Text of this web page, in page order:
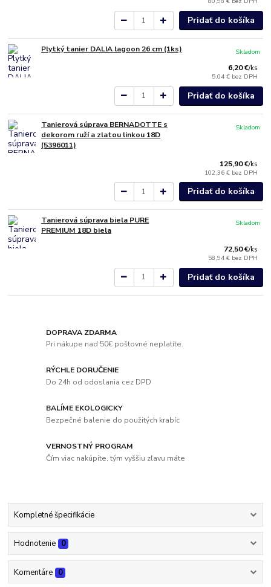
Pridať do košíka
Plytký tanier DALIA lagoon 26 cm (1ks)
6,20 €/ks
5,04 € bez DPH
Skladom
Pridať do košíka
Tanierová súprava BERNADOTTE s
dekorom ruží a zlatou linkou 18D
(5396011)
125,90 €/ks
102,36 € bez DPH
Skladom
Pridať do košíka
Tanierová súprava biela PURE
PREMIUM 18D biela
72,50 €/ks
58,94 € bez DPH
Skladom
Pridať do košíka
DOPRAVA ZDARMA
Pri nákupe nad 50€ poštovné neplatíte.
RÝCHLE DORUČENIE
Do 24h od odoslania cez DPD
BALÍME EKOLOGICKY
Bezpečné balenie do použitých krabíc
VERNOSTNÝ PROGRAM
Čím viac nakúpite, tým vyššiu zľavu máte
Kompletné špecifikácie
Hodnotenie 0
Komentáre 0